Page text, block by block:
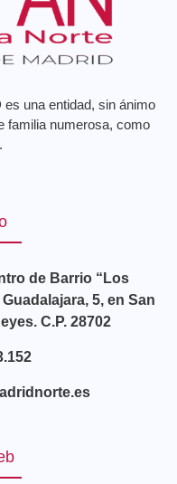
una entidad, sin ánimo
familia numerosa, como
de Barrio “Los
5, en San
C.P. 28702